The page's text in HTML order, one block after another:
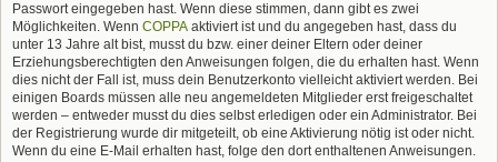
Passwort eingegeben hast. Wenn diese stimmen, dann gibt es zwei
Möglichkeiten. Wenn COPPA aktiviert ist und du angegeben hast, dass du
unter 13 Jahre alt bist, musst du bzw. einer deiner Eltern oder deiner
Erziehungsberechtigten den Anweisungen folgen, die du erhalten hast. Wenn
dies nicht der Fall ist, muss dein Benutzerkonto vielleicht aktiviert werden. Bei
einigen Boards müssen alle neu angemeldeten Mitglieder erst freigeschaltet
werden – entweder musst du dies selbst erledigen oder ein Administrator. Bei
der Registrierung wurde dir mitgeteilt, ob eine Aktivierung nötig ist oder nicht.
Wenn du eine E-Mail erhalten hast, folge den dort enthaltenen Anweisungen.